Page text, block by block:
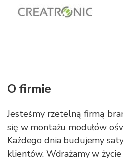
O firmie
Jesteśmy rzetelną firmą
się w montażu modułów
Każdego dnia budujemy
klientów. Wdrażamy w życie